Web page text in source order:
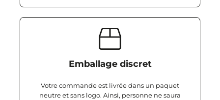
Emballage discret
Votre commande est livrée dans un paquet
neutre et sans logo. Ainsi, personne ne saura